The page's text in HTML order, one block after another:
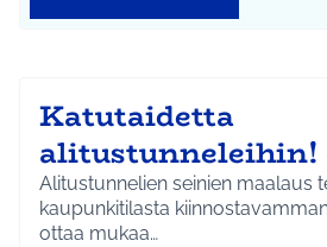
Katutaidetta
alitustunneleihin!
Alitustunnelien seinien maalaus
kaupunkitilasta
ottaa mukaa…